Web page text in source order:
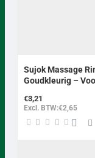
Sujok Massage
Goudkleurig –
stuks
€3,21
Excl. BTW:€2,65